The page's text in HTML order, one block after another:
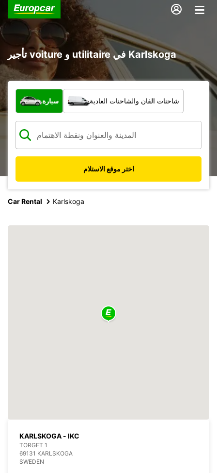
تأجير voiture و utilitaire في Karlskoga
ما نوع المركبة؟
سيارة شاحنات الفان والشاحنات العادية
اختر موقع الاستلام
Car Rental Karlskoga
KARLSKOGA - IKC
TORGET 1
69131 KARLSKOGA
SWEDEN